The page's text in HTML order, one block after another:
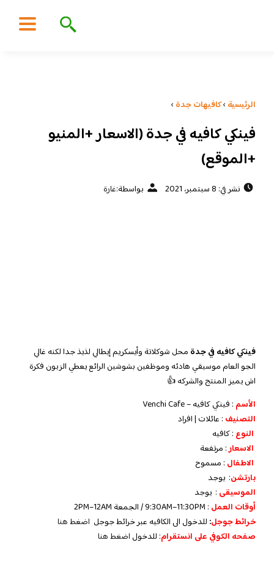
الرئيسية ›كافيهات جدة ›
فينكي كافيه في جدة (الاسعار +المنيو
+الموقع)
نشر في: 8 سبتمبر، 2021 بواسطة:غارة
فينكي كافيه في جدة محل شوكلاتة وأيسكريم إيطالي لذيذ جدا لكنه غالي
الجو العام موسيقي هادئه وموظفين بشوشين الرائع يعطي الزبون فكرة
اش يميز المنتج والشركه 👍
الأسم : فينكي كافيه – Venchi Cafe
التصنيف : عائلات | افراد
النوع : كافيه
الاسعار: مرتفعة
الاطفال : مسموح
بارتشن: يوجد
الموسيقى : يوجد
أوقات العمل : 9:30AM–11:30PM / الجمعة 2PM–12AM
خرائط جوجل: للدخول الى الكافيه عبر خرائط جوجل اضغط هنا
صفحه الكوفي على انستقرام: للدخولاضغط هنا